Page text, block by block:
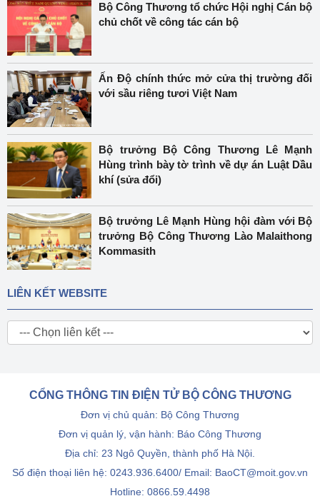
Bộ Công Thương tổ chức Hội nghị Cán bộ
chủ chốt về công tác cán bộ
Ấn Độ chính thức mở cửa thị trường đối
với sầu riêng tươi Việt Nam
Bộ trưởng Bộ Công Thương Lê Mạnh
Hùng trình bày tờ trình về dự án Luật Dầu
khí (sửa đổi)
Bộ trưởng Lê Mạnh Hùng hội đàm với Bộ
trưởng Bộ Công Thương Lào Malaithong
Kommasith
LIÊN KẾT WEBSITE
CỔNG THÔNG TIN ĐIỆN TỬ BỘ CÔNG THƯƠNG
Đơn vị chủ quản: Bộ Công Thương
Đơn vị quản lý, vận hành: Báo Công Thương
Địa chỉ: 23 Ngô Quyền, thành phố Hà Nội.
Số điện thoại liên hệ: 0243.936.6400/ Email: BaoCT@moit.gov.vn
Hotline: 0866.59.4498